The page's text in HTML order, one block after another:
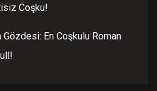
Coşku!
En Coşkulu Roman